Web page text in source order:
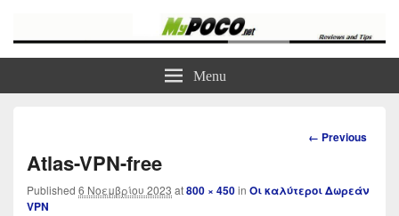
Τα καλύτερα Reviews , Συγκρίσεις , VPN , Webhosting
Menu
Image
← Previous
Atlas-VPN-free
Published 6 Νοεμβρίου 2023 at800 × 450in Οι καλύτεροι Δωρεάν
VPN